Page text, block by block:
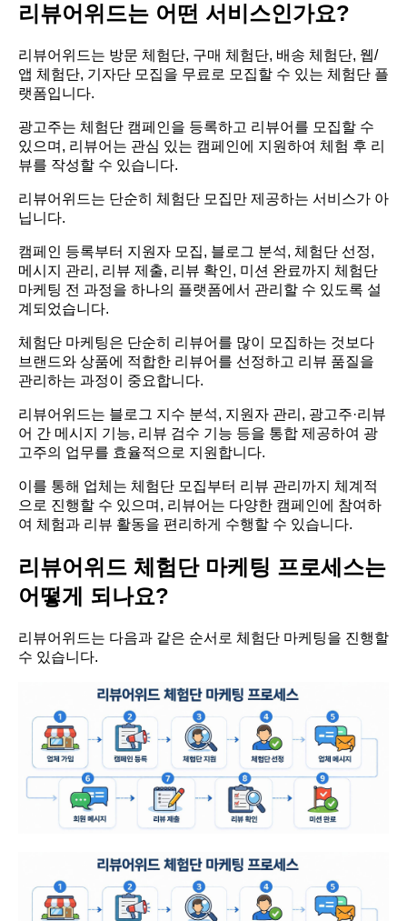
리뷰어위드는 어떤 서비스인가요?
리뷰어위드는 방문 체험단, 구매 체험단, 배송 체험단, 웹/
앱 체험단, 기자단 모집을 무료로 모집할 수 있는 체험단 플
랫폼입니다.
광고주는 체험단 캠페인을 등록하고 리뷰어를 모집할 수
있으며, 리뷰어는 관심 있는 캠페인에 지원하여 체험 후 리
뷰를 작성할 수 있습니다.
리뷰어위드는 단순히 체험단 모집만 제공하는 서비스가 아
닙니다.
캠페인 등록부터 지원자 모집, 블로그 분석, 체험단 선정,
메시지 관리, 리뷰 제출, 리뷰 확인, 미션 완료까지 체험단
마케팅 전 과정을 하나의 플랫폼에서 관리할 수 있도록 설
계되었습니다.
체험단 마케팅은 단순히 리뷰어를 많이 모집하는 것보다
브랜드와 상품에 적합한 리뷰어를 선정하고 리뷰 품질을
관리하는 과정이 중요합니다.
리뷰어위드는 블로그 지수 분석, 지원자 관리, 광고주·리뷰
어 간 메시지 기능, 리뷰 검수 기능 등을 통합 제공하여 광
고주의 업무를 효율적으로 지원합니다.
이를 통해 업체는 체험단 모집부터 리뷰 관리까지 체계적
으로 진행할 수 있으며, 리뷰어는 다양한 캠페인에 참여하
여 체험과 리뷰 활동을 편리하게 수행할 수 있습니다.
리뷰어위드 체험단 마케팅 프로세스는
어떻게 되나요?
리뷰어위드는 다음과 같은 순서로 체험단 마케팅을 진행할
수 있습니다.